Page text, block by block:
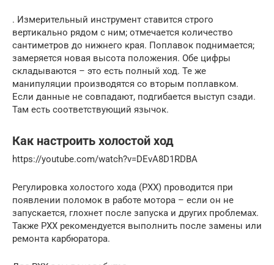
. Измерительный инструмент ставится строго
вертикально рядом с ним; отмечается количество
сантиметров до нижнего края. Поплавок поднимается;
замеряется новая высота положения. Обе цифры
складываются – это есть полный ход. Те же
манипуляции производятся со вторым поплавком.
Если данные не совпадают, подгибается выступ сзади.
Там есть соответствующий язычок.
Как настроить холостой ход
https://youtube.com/watch?v=DEvA8D1RDBA
Регулировка холостого хода (РХХ) проводится при
появлении поломок в работе мотора – если он не
запускается, глохнет после запуска и других проблемах.
Также РХХ рекомендуется выполнить после замены или
ремонта карбюратора.